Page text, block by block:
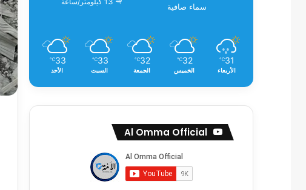
سماء صافية
1.3 كيلومتر/ساعة
31
℃
الأربعاء
32
℃
الخميس
32
℃
الجمعة
33
℃
السبت
33
℃
الأحد
Al Omma Official